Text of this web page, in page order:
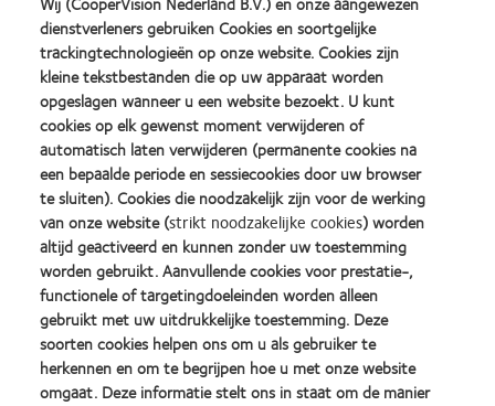
de overeenkomstige lenssterktes.
Efron-schalen
dienstverleners gebruiken Cookies en soortgelijke
trackingtechnologieën op onze website. Cookies zijn
kleine tekstbestanden die op uw apparaat worden
opgeslagen wanneer u een website bezoekt. U kunt
cookies op elk gewenst moment verwijderen of
automatisch laten verwijderen (permanente cookies na
een bepaalde periode en sessiecookies door uw browser
te sluiten). Cookies die noodzakelijk zijn voor de werking
van onze website (strikt noodzakelijke cookies) worden
altijd geactiveerd en kunnen zonder uw toestemming
worden gebruikt. Aanvullende cookies voor prestatie-,
functionele of targetingdoeleinden worden alleen
gebruikt met uw uitdrukkelijke toestemming. Deze
soorten cookies helpen ons om u als gebruiker te
herkennen en om te begrijpen hoe u met onze website
omgaat. Deze informatie stelt ons in staat om de manier